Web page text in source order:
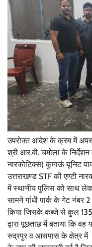
उपरोक्त आदेश के क्रम में अपर
श्री आर.बी. चमोला के निर्देशन
नारकोटिक्स) कुमाऊं यूनिट
उत्तराखण्ड STF की एण्टी
में स्थानीय पुलिस को साथ
सामने गांधी पार्क के गेट नंबर
किया जिसके कब्जे से कुल 135
द्वारा पूछताछ में बताया कि
रुद्रपुर व आसपास के क्षेत्र